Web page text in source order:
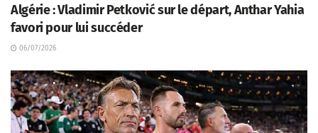
Algérie : Vladimir Petković sur le départ, Anthar Yahia
favori pour lui succéder
06/07/2026